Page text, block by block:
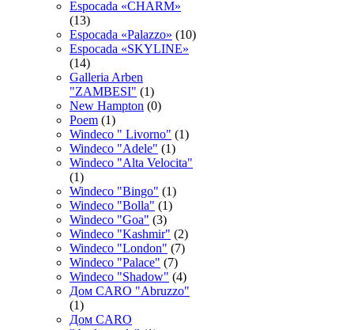
Espocadа «CHARM»
(13)
Espocadа «Palazzo» (10)
Espocadа «SKYLINE»
(14)
Galleria Arben
"ZAMBESI" (1)
New Hampton (0)
Poem (1)
Windeco " Livorno" (1)
Windeco "Adele" (1)
Windeco "Alta Velocita"
(1)
Windeco "Bingo" (1)
Windeco "Bolla" (1)
Windeco "Goa" (3)
Windeco "Kashmir" (2)
Windeco "London" (7)
Windeco "Palace" (7)
Windeco "Shadow" (4)
Дом CARO "Abruzzo"
(1)
Дом CARO